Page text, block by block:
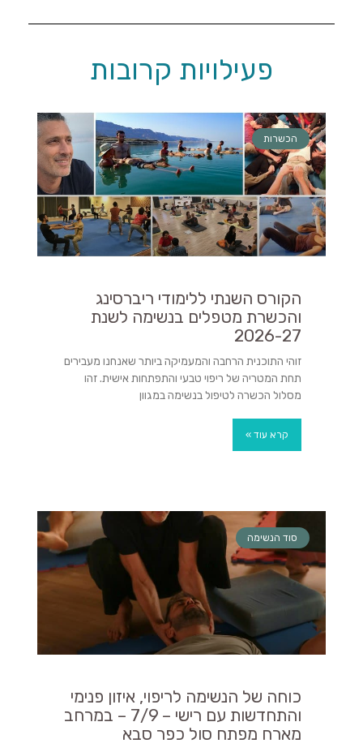
פעילויות קרובות
הכשרות
הקורס השנתי ללימודי ריברסינג
והכשרת מטפלים בנשימה לשנת
2026-27
זוהי התוכנית הרחבה והמעמיקה ביותר שאנחנו מעבירים
תחת המטריה של ריפוי טבעי והתפתחות אישית. זהו
מסלול הכשרה לטיפול בנשימה במגוון
קרא עוד »
סוד הנשימה
כוחה של הנשימה לריפוי, איזון פנימי
והתחדשות עם רישי – 7/9 – במרחב
מארח מפתח סול כפר סבא